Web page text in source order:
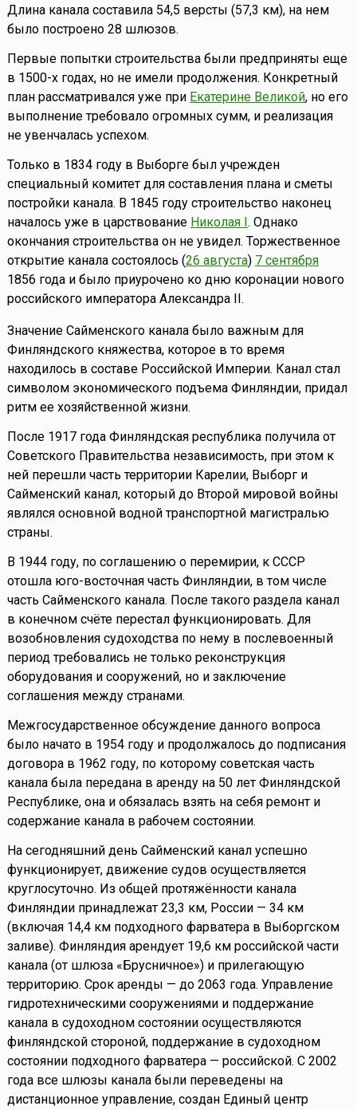
Длина канала составила 54,5 версты (57,3 км), на нем
было построено 28 шлюзов.
Первые попытки строительства были предприняты еще
в 1500-х годах, но не имели продолжения. Конкретный
план рассматривался уже при Екатерине Великой, но его
выполнение требовало огромных сумм, и реализация
не увенчалась успехом.
Только в 1834 году в Выборге был учрежден
специальный комитет для составления плана и сметы
постройки канала. В 1845 году строительство наконец
началось уже в царствование Николая I . Однако
окончания строительства он не увидел. Торжественное
открытие канала состоялось (26 августа) 7 сентября
1856 года и было приурочено ко дню коронации нового
российского императора Александра II.
Значение Сайменского канала было важным для
Финляндского княжества, которое в то время
находилось в составе Российской Империи. Канал стал
символом экономического подъема Финляндии, придал
ритм ее хозяйственной жизни.
После 1917 года Финляндская республика получила от
Советского Правительства независимость, при этом к
ней перешли часть территории Карелии, Выборг и
Сайменский канал, который до Второй мировой войны
являлся основной водной транспортной магистралью
страны.
В 1944 году, по соглашению о перемирии, к СССР
отошла юго-восточная часть Финляндии, в том числе
часть Сайменского канала. После такого раздела канал
в конечном счёте перестал функционировать. Для
возобновления судоходства по нему в послевоенный
период требовались не только реконструкция
оборудования и сооружений, но и заключение
соглашения между странами.
Межгосударственное обсуждение данного вопроса
было начато в 1954 году и продолжалось до подписания
договора в 1962 году, по которому советская часть
канала была передана в аренду на 50 лет Финляндской
Республике, она и обязалась взять на себя ремонт и
содержание канала в рабочем состоянии.
На сегодняшний день Сайменский канал успешно
функционирует, движение судов осуществляется
круглосуточно. Из общей протяжённости канала
Финляндии принадлежат 23,3 км, России — 34 км
(включая 14,4 км подходного фарватера в Выборгском
заливе). Финляндия арендует 19,6 км российской части
канала (от шлюза «Брусничное») и прилегающую
территорию. Срок аренды — до 2063 года. Управление
гидротехническими сооружениями и поддержание
канала в судоходном состоянии осуществляются
финляндской стороной, поддержание в судоходном
состоянии подходного фарватера — российской. С 2002
года все шлюзы канала были переведены на
дистанционное управление, создан Единый центр